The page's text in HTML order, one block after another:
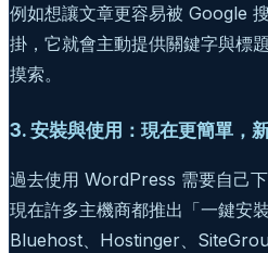
例如想讓文章更容易被 Google
掛，它就會主動提供關鍵字與標
摸索。
3. 安裝與使用：現在更簡單，
過去使用 WordPress 需要自己
現在許多主機商都推出「一鍵安
Bluehost、Hostinger、